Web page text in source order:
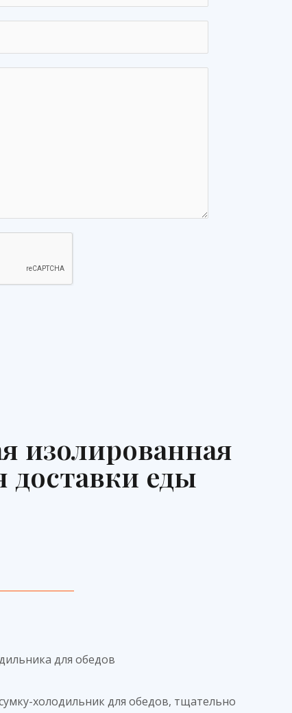
изолированная
доставки еды
для обедов
холодильник для обедов, тщательно